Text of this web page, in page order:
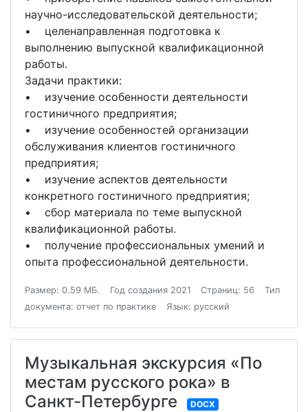
научно-исследовательской деятельности;
• целенаправленная подготовка к
выполнению выпускной квалификационной
работы.
Задачи практики:
• изучение особенности деятельности
гостиничного предприятия;
• изучение особенностей организации
обслуживания клиентов гостиничного
предприятия;
• изучение аспектов деятельности
конкретного гостиничного предприятия;
• сбор материала по теме выпускной
квалификационной работы.
• получение профессиональных умений и
опыта профессиональной деятельности.
Размер: 0.59 МБ. Год создания 2021 Страниц: 56
Тип
документа: отчет по практике
Язык: русский
Музыкальная экскурсия «По
местам русского рока» в
Санкт-Петербурге
DOCX